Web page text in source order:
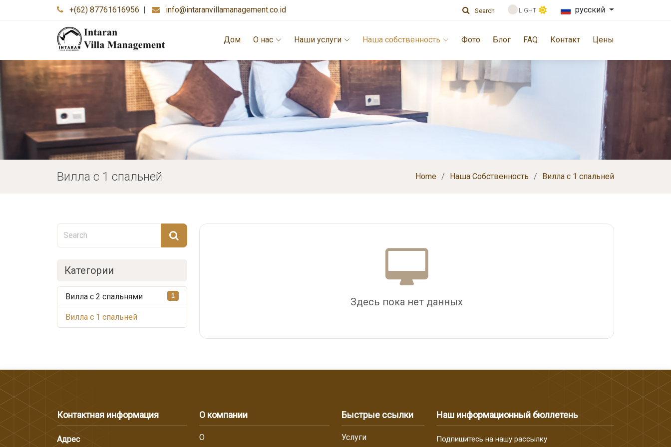
+(62) 87761616956 | info@intaranvillamanagement.co.id Search LIGHT русский
Дом О нас Наши услуги Наша собственность Фото Блог FAQ Контакт Цены
Вилла с 1 спальней Home Наша Cобственность Вилла с 1 спальней
Категории
Вилла с 2 спальнями 1
Вилла с 1 спальней
Здесь пока нет данных
Контактная информация
Адрес
О компании
О
Быстрые ссылки
Услуги
Наш информационный бюллетень
Подпишитесь на нашу рассылку